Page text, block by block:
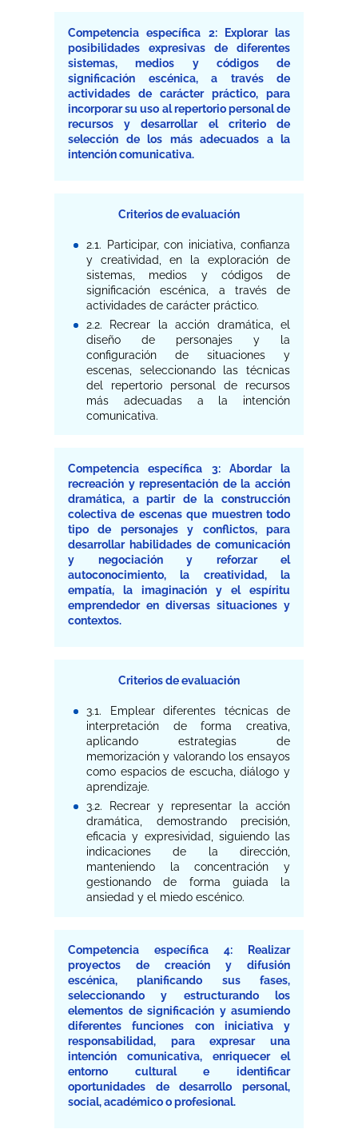
Competencia específica 2: Explorar las
posibilidades expresivas de diferentes
sistemas, medios y códigos de
significación escénica, a través de
actividades de carácter práctico, para
incorporar su uso al repertorio personal de
recursos y desarrollar el criterio de
selección de los más adecuados a la
intención comunicativa.
Criterios de evaluación
2.1. Participar, con iniciativa, confianza
y creatividad, en la exploración de
sistemas, medios y códigos de
significación escénica, a través de
actividades de carácter práctico.
2.2. Recrear la acción dramática, el
diseño de personajes y la
configuración de situaciones y
escenas, seleccionando las técnicas
del repertorio personal de recursos
más adecuadas a la intención
comunicativa.
Competencia específica 3: Abordar la
recreación y representación de la acción
dramática, a partir de la construcción
colectiva de escenas que muestren todo
tipo de personajes y conflictos, para
desarrollar habilidades de comunicación
y negociación y reforzar el
autoconocimiento, la creatividad, la
empatía, la imaginación y el espíritu
emprendedor en diversas situaciones y
contextos.
Criterios de evaluación
3.1. Emplear diferentes técnicas de
interpretación de forma creativa,
aplicando estrategias de
memorización y valorando los ensayos
como espacios de escucha, diálogo y
aprendizaje.
3.2. Recrear y representar la acción
dramática, demostrando precisión,
eficacia y expresividad, siguiendo las
indicaciones de la dirección,
manteniendo la concentración y
gestionando de forma guiada la
ansiedad y el miedo escénico.
Competencia específica 4: Realizar
proyectos de creación y difusión
escénica, planificando sus fases,
seleccionando y estructurando los
elementos de significación y asumiendo
diferentes funciones con iniciativa y
responsabilidad, para expresar una
intención comunicativa, enriquecer el
entorno cultural e identificar
oportunidades de desarrollo personal,
social, académico o profesional.